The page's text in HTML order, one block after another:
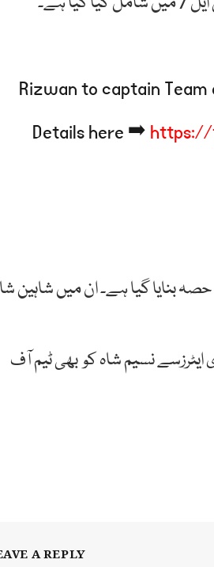
Rizwan to captain Team
Details here ➡️ https://
بنایا گیا ہے۔ ان میں شاہین
نسیم شاہ کو بھی ٹیم آف
A REPLY